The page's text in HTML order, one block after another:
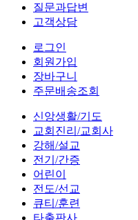
질문과답변
고객상담
로그인
회원가입
장바구니
주문배송조회
신앙생활/기도
교회진리/교회사
강해/설교
전기/간증
어린이
전도/선교
큐티/훈련
타출판사